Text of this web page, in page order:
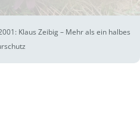
Klaus Zeibig – Mehr als ein halbes